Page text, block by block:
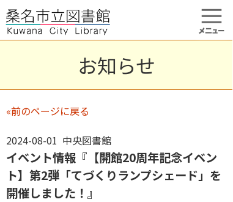
お知らせ
«前のページに戻る
2024-08-01 中央図書館
イベント情報『【開館20周年記念イベン
ト】第2弾「てづくりランプシェード」を
開催しました！』